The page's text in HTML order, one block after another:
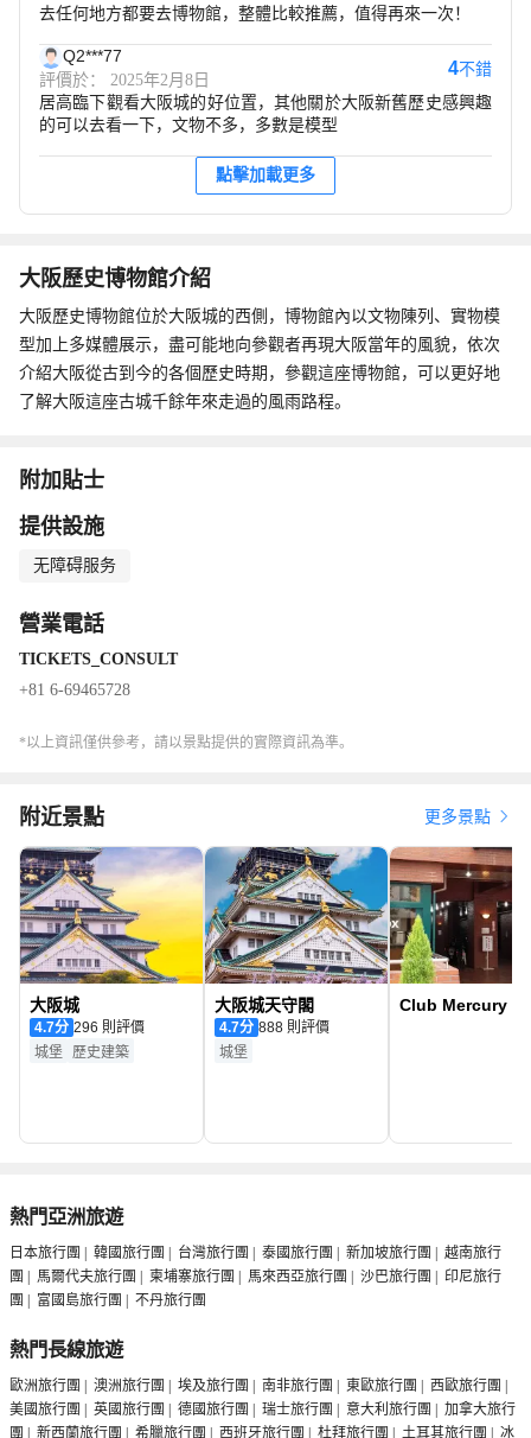
去任何地方都要去博物館，整體比較推薦，值得再來一次！
Q2***77
評價於： 2025年2月8日
4不錯
居高臨下觀看大阪城的好位置，其他關於大阪新舊歷史感興趣
的可以去看一下，文物不多，多數是模型
點擊加載更多
大阪歷史博物館介紹
大阪歷史博物館位於大阪城的西側，博物館內以文物陳列、實物模
型加上多媒體展示，盡可能地向參觀者再現大阪當年的風貌，依次
介紹大阪從古到今的各個歷史時期，參觀這座博物館，可以更好地
了解大阪這座古城千餘年來走過的風雨路程。
附加貼士
提供設施
无障碍服务
營業電話
TICKETS_CONSULT
+81 6-69465728
*以上資訊僅供參考，請以景點提供的實際資訊為準。
附近景點 更多景點
大阪城
4.7分
296 則評價
城堡
歷史建築
大阪城天守閣
4.7分
888 則評價
城堡
Club Mercury
熱門亞洲旅遊
日本旅行團 | 韓國旅行團 | 台灣旅行團 | 泰國旅行團 | 新加坡旅行團 | 越南旅行
團 | 馬爾代夫旅行團 | 柬埔寨旅行團 | 馬來西亞旅行團 | 沙巴旅行團 | 印尼旅行
團 | 富國島旅行團 | 不丹旅行團
熱門長線旅遊
歐洲旅行團 | 澳洲旅行團 | 埃及旅行團 | 南非旅行團 | 東歐旅行團 | 西歐旅行團 |
美國旅行團 | 英國旅行團 | 德國旅行團 | 瑞士旅行團 | 意大利旅行團 | 加拿大旅行
團 | 新西蘭旅行團 | 希臘旅行團 | 西班牙旅行團 | 杜拜旅行團 | 土耳其旅行團 | 冰